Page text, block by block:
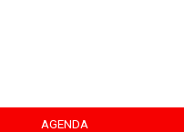
AGENDA